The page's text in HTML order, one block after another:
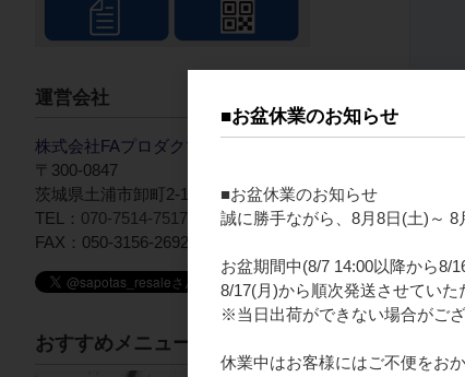
運営会社
株式会社FAプロダクツ
〒300-0847
茨城県土浦市卸町2-13-3
TEL： 070-7514-7517
FAX：050-3156-2692
おすすめメニュー
■お盆休業のお知らせ
■お盆休業のお知らせ
誠に勝手ながら、8月8日(土)～ 8
お盆期間中(8/7 14:00以降から8/
8/17(月)から順次発送させていた
※当日出荷ができない場合がご
休業中はお客様にはご不便をお